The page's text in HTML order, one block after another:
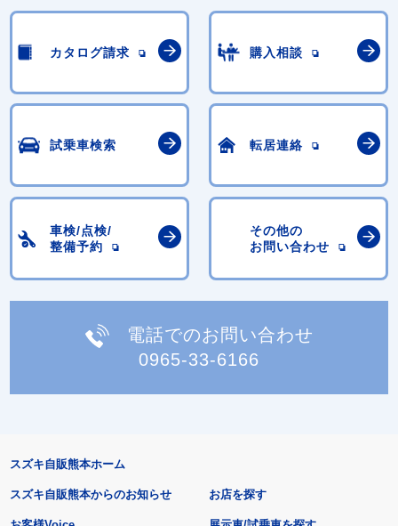
カタログ請求 購入相談
試乗車検索 転居連絡
車検/点検/
整備予約
その他の
お問い合わせ
電話でのお問い合わせ
0965-33-6166
スズキ自販熊本ホーム
スズキ自販熊本からのお知らせ お店を探す